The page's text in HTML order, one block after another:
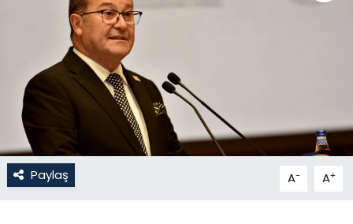
Paylaş A- A+
Magazin
Moda
Nöbetçi Eczaneler
Otomobil Dünyası
Politika